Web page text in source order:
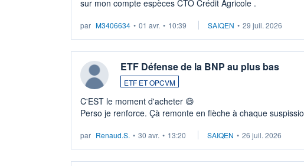
sur mon compte espèces CTO Crédit Agricole .
par M3406634 • 01 avr. • 10:39 SAIQEN • 29 juil. 2026
ETF Défense de la BNP au plus bas
ETF ET OPCVM
C'EST le moment d'acheter 😄​
Perso je renforce. Çà remonte en flèche à chaque
par Renaud.S. • 30 avr. • 13:20 SAIQEN • 26 juil. 2026